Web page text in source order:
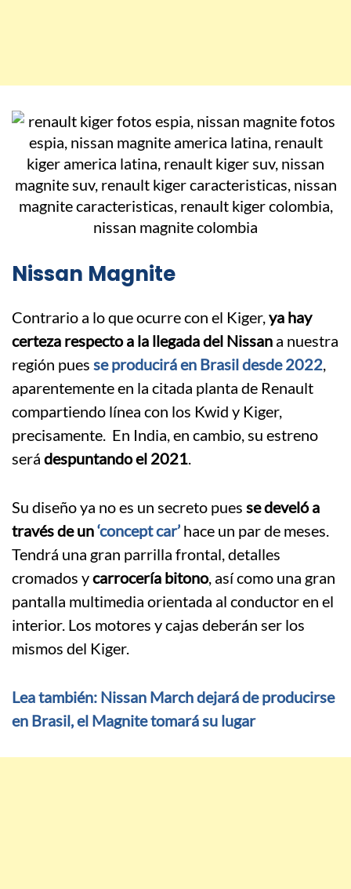
Nissan Magnite
Contrario a lo que ocurre con el Kiger,ya hay
certeza respecto a la llegada del Nissan a nuestra
región pues se producirá en Brasil desde 2022,
aparentemente en la citada planta de Renault
compartiendo línea con los Kwid y Kiger,
precisamente. En India, en cambio, su estreno
será despuntando el 2021.
Su diseño ya no es un secreto pues se develó a
través de un‘concept car’ hace un par de meses.
Tendrá una gran parrilla frontal, detalles
cromados ycarrocería bitono, así como una gran
pantalla multimedia orientada al conductor en el
interior. Los motores y cajas deberán ser los
mismos del Kiger.
Lea también: Nissan March dejará de producirse
en Brasil, el Magnite tomará su lugar